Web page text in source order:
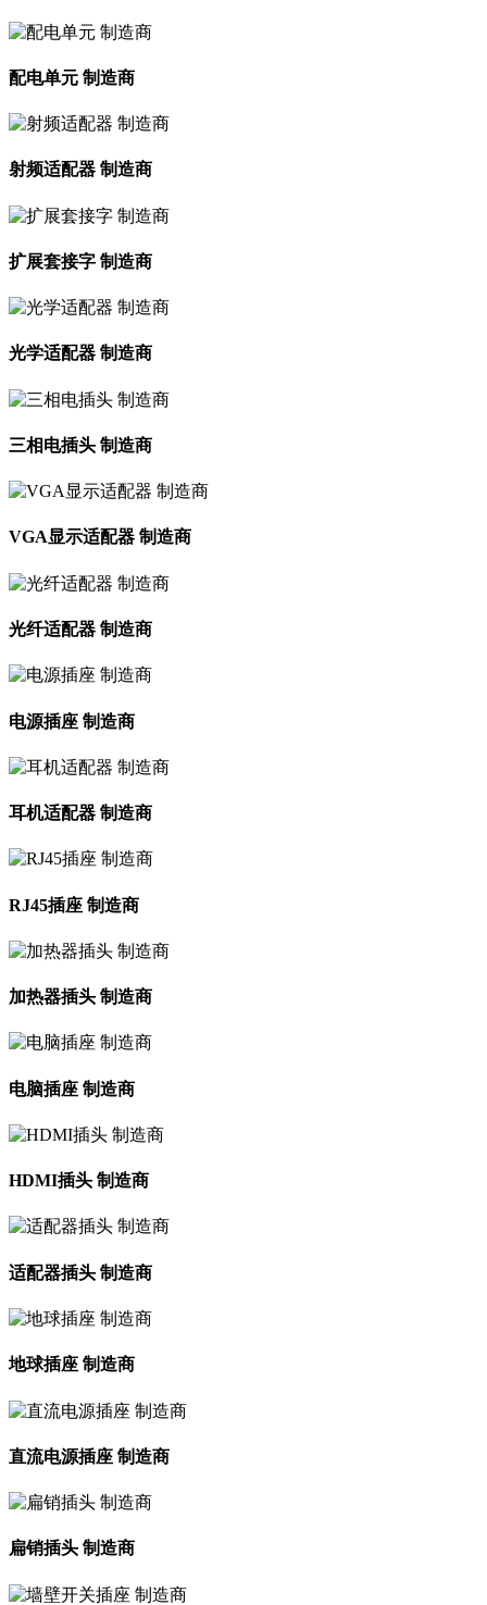
配电单元 制造商
射频适配器 制造商
扩展套接字 制造商
光学适配器 制造商
三相电插头 制造商
VGA显示适配器 制造商
光纤适配器 制造商
电源插座 制造商
耳机适配器 制造商
RJ45插座 制造商
加热器插头 制造商
电脑插座 制造商
HDMI插头 制造商
适配器插头 制造商
地球插座 制造商
直流电源插座 制造商
扁销插头 制造商